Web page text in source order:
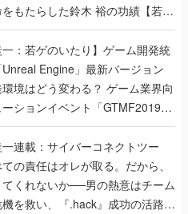
もたらした鈴木 裕の功績【若ゲ
一：若ゲのいたり】ゲーム開発統
Engine」最新バージョン
境はどう変わる？ ゲーム業界向
ションイベント「GTMF2019」
より理解を深めよう【PR】
一連載：サイバーコネクトツー
の責任はオレが取る。だから、
くれないか──男の熱意はチーム
を救い、『.hack』成功の活路を